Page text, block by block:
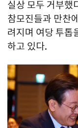
실상 모두 거부했
참모진들과 만찬
려지며 여당 투톱
하고 있다.